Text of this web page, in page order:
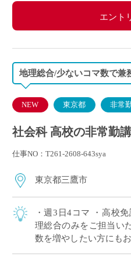
エント
地理総合/少ないコマ数で兼
NEW 東京都 非常
社会科 高校の非常勤
仕事NO：T261-2608-643sya
東京都三鷹市
・週3日4コマ ・高校
理総合のみをご担当い
数を増やしたい方にも